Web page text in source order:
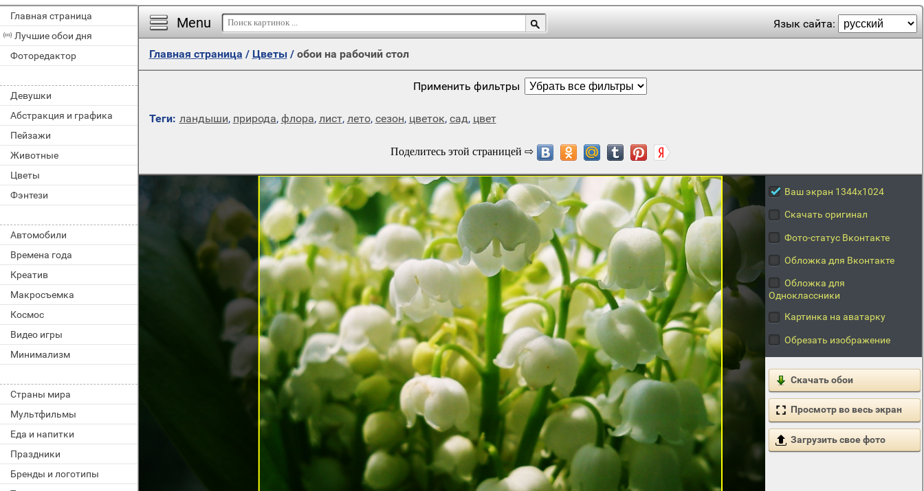
Главная страница
Лучшие обои дня
Фоторедактор
Девушки
Абстракция и графика
Пейзажи
Животные
Цветы
Фэнтези
Автомобили
Времена года
Креатив
Макросъемка
Космос
Видео игры
Минимализм
Страны мира
Мультфильмы
Еда и напитки
Праздники
Бренды и логотипы
Menu Язык сайта:
Главная страница / Цветы/ обои на рабочий стол
Применить фильтры
Теги: ландыши, природа, флора, лист, лето, сезон, цветок, сад, цвет
Ваш экран 1344x1024
Скачать оригинал
Фото-статус Вконтакте
Обложка для Вконтакте
Обложка для
Одноклассники
Картинка на аватарку
Обрезать изображение
Скачать обои
Просмотр во весь экран
Загрузить свое фото